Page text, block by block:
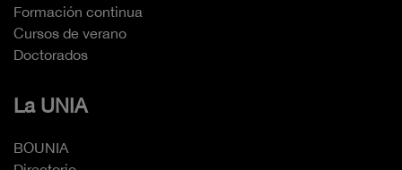
Formación continua
Cursos de verano
Doctorados
La UNIA
BOUNIA